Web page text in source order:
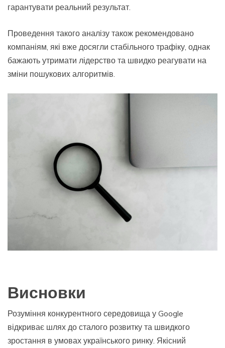
гарантувати реальний результат.
Проведення такого аналізу також рекомендовано
компаніям, які вже досягли стабільного трафіку, однак
бажають утримати лідерство та швидко реагувати на
зміни пошукових алгоритмів.
Висновки
Розуміння конкурентного середовища у Google
відкриває шлях до сталого розвитку та швидкого
зростання в умовах українського ринку. Якісний